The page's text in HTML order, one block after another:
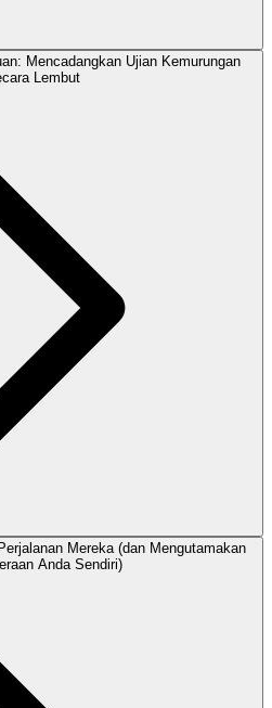
Mencadangkan Ujian Kemurungan
Lembut
Mereka (dan Mengutamakan
Anda Sendiri)